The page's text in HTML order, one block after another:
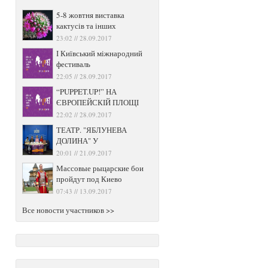
5-8 жовтня виставка
кактусів та інших
23:02 // 28.09.2017
І Київський міжнародний
фестиваль
22:05 // 28.09.2017
“PUPPET.UP!” НА
ЄВРОПЕЙСКІЙ ПЛОЩІ
22:02 // 28.09.2017
ТЕАТР. "ЯБЛУНЕВА
ДОЛИНА" У
20:01 // 21.09.2017
Массовые рыцарские бои
пройдут под Киево
07:43 // 13.09.2017
Все новости участников >>